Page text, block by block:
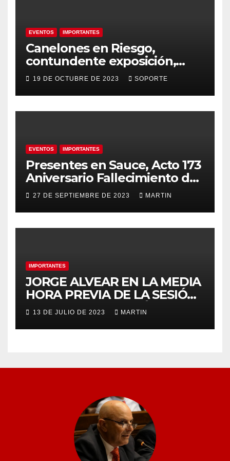
EVENTOS IMPORTANTES
Canelones en Riesgo,
contundente exposición,
agua como recurso, agua
19 DE OCTUBRE DE 2023 SOPORTE
EVENTOS IMPORTANTES
Presentes en Sauce, Acto 173
Aniversario Fallecimiento de
José Artigas
27 DE SEPTIEMBRE DE 2023 MARTIN
IMPORTANTES
JORGE ALVEAR EN LA MEDIA
HORA PREVIA DE LA SESIÓN
ORDINARIA DEL MIÉRCOLES
13 DE JULIO DE 2023 MARTIN